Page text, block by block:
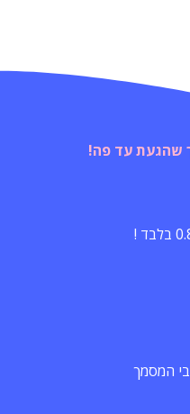
שהגעת עד פה!
המסמך